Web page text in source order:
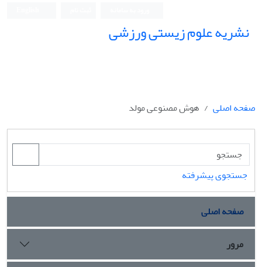
نشریه علوم زیستی ورزشی
صفحه اصلی هوش مصنوعی مولد
جستجوی پیشرفته
صفحه اصلی
مرور